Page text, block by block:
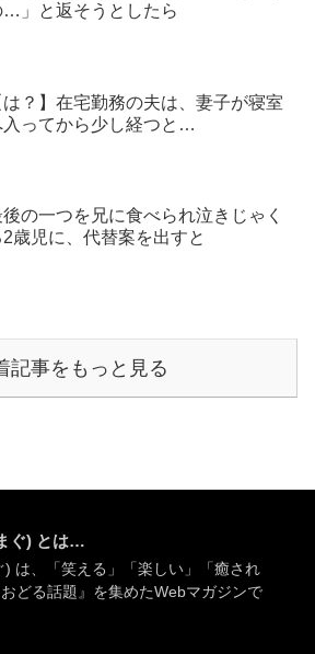
…」と返そうとしたら
は？】在宅勤務の夫は、妻子が寝室
入ってから少し経つと…
後の一つを兄に食べられ泣きじゃく
2歳児に、代替案を出すと
記事をもっと見る
ぐ) とは…
は、「笑える」「楽しい」「癒され
どる話題』を集めたWebマガジンで